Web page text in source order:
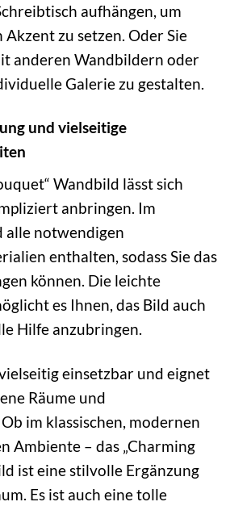
aufhängen, um
zu setzen. Oder Sie
anderen Wandbildern oder
Galerie zu gestalten.
und vielseitige
Wandbild lässt sich
anbringen. Im
alle notwendigen
enthalten, sodass Sie das
können. Die leichte
es Ihnen, das Bild auch
Hilfe anzubringen.
einsetzbar und eignet
Räume und
im klassischen, modernen
Ambiente – das „Charming
ist eine stilvolle Ergänzung
Es ist auch eine tolle